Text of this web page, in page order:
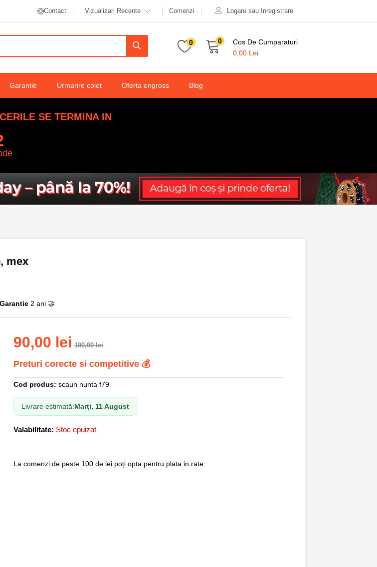
Contact Vizualizari Recente Comenzi Logare sau Inregistrare
0 0
Cos De Cumparaturi
0,00 Lei
Garantie Urmarire colet Oferta engross Blog
SE TERMINA IN
90,00
Valabilitate:Stoc epuizat
mex
Garantie2 ani 🤝
90,00 lei 100,00lei
Preturi corecte si competitive 💰
Cod produs: scaun nunta f79
Livrare estimată:Marți, 11 August
Valabilitate: Stoc epuizat
La comenzi de peste 100 de lei poți opta pentru plata in rate.